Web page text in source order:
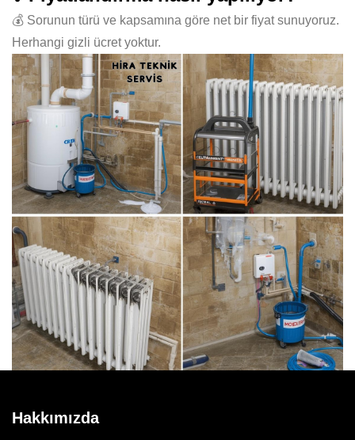
💰 Sorunun türü ve kapsamına göre net bir fiyat sunuyoruz.
Herhangi gizli ücret yoktur.
Hakkımızda